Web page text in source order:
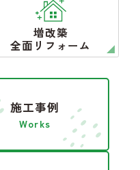
増改築
全面リフォーム
施工事例
Works